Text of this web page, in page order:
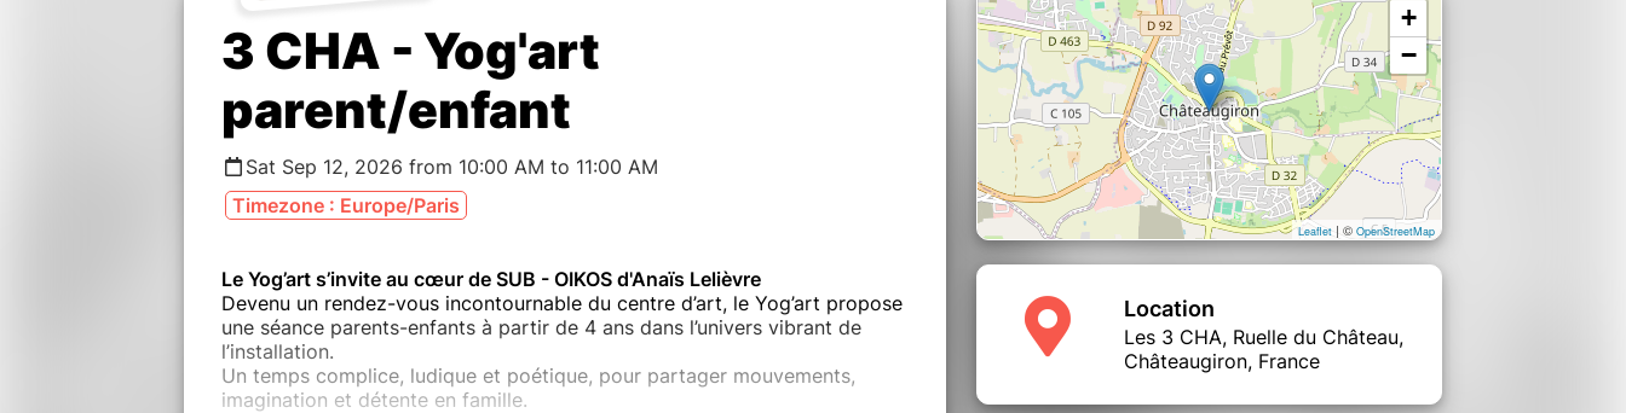
3 CHA - Yog'art
parent/enfant
Sat Sep 12, 2026 from 10:00 AM to 11:00 AM
Timezone : Europe/Paris
Le Yog’art s’invite au cœur de SUB - OIKOS d'Anaïs Lelièvre
Devenu un rendez-vous incontournable du centre d’art, le Yog’art propose
une séance parents-enfants à partir de 4 ans dans l’univers vibrant de
l’installation.
Un temps complice, ludique et poétique, pour partager mouvements,
imagination et détente en famille.
+
−
Leaflet | © OpenStreetMap
Location
Les 3 CHA, Ruelle du Château,
Châteaugiron, France